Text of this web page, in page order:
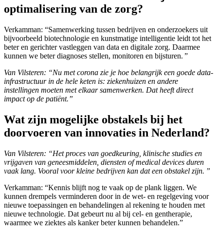
optimalisering van de zorg?
Verkamman: “Samenwerking tussen bedrijven en onderzoekers uit
bijvoorbeeld biotechnologie en kunstmatige intelligentie leidt tot het
beter en gerichter vastleggen van data en digitale zorg. Daarmee
kunnen we beter diagnoses stellen, monitoren en bijsturen. ”
Van Vilsteren: “Nu met corona zie je hoe belangrijk een goede data-
infrastructuur in de hele keten is: ziekenhuizen en andere
instellingen moeten met elkaar samenwerken. Dat heeft direct
impact op de patiënt.”
Wat zijn mogelijke obstakels bij het
doorvoeren van innovaties in Nederland?
Van Vilsteren: “Het proces van goedkeuring, klinische studies en
vrijgaven van geneesmiddelen, diensten of medical devices duren
vaak lang. Vooral voor kleine bedrijven kan dat een obstakel zijn. ”
Verkamman: “Kennis blijft nog te vaak op de plank liggen. We
kunnen drempels verminderen door in de wet- en regelgeving voor
nieuwe toepassingen en behandelingen al rekening te houden met
nieuwe technologie. Dat gebeurt nu al bij cel- en gentherapie,
waarmee we ziektes als kanker beter kunnen behandelen.”